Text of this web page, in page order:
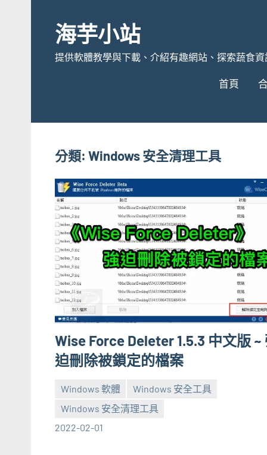
content海芋小站
提供軟體教學與下載、介紹有趣網站、探索蔬食
首頁
分類: Windows 安全清理工具
Wise Force Deleter 1.5.3 中文版 ~
迫刪除被鎖定的檔案
Windows 軟體
Windows 安全工具
Windows 安全清理工具
2022-02-01
張
海
No
comments